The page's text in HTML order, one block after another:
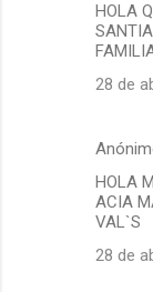
HOLA
28 de
HOLA
ACIA
VAL`S
28 de